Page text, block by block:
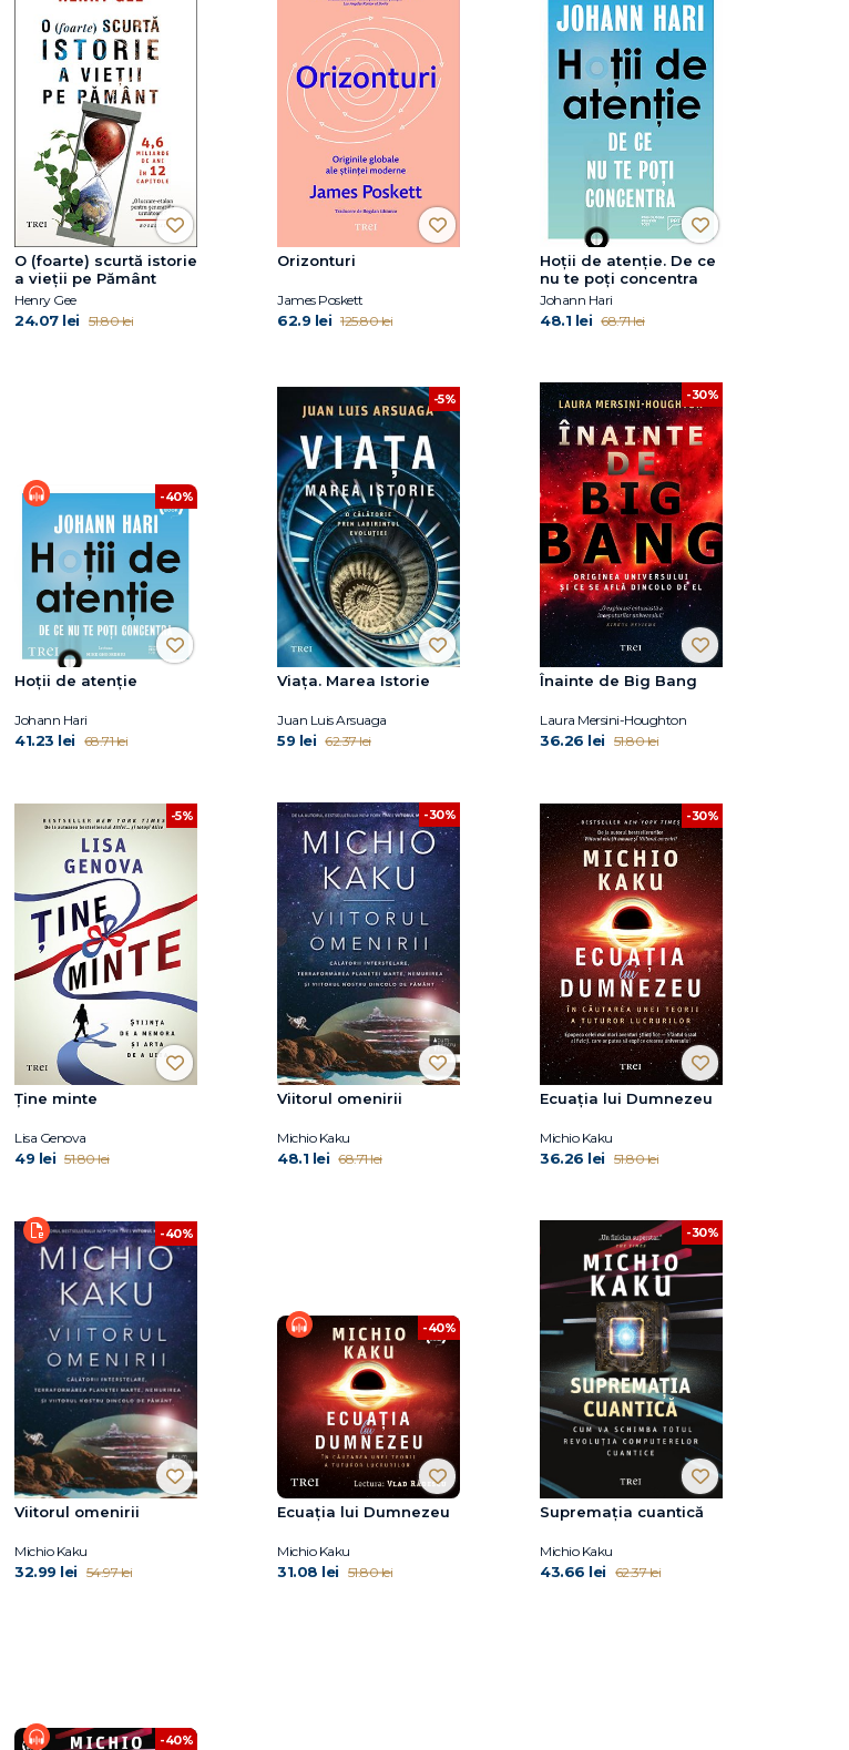
O (foarte) scurtă istorie
a vieții pe Pământ
Henry Gee
24.07 lei 51.80 lei
Orizonturi
James Poskett
62.9 lei 125.80 lei
Hoții de atenție. De ce
nu te poți concentra
Johann Hari
48.1 lei 68.71 lei
-40%
Hoții de atenție
Johann Hari
41.23 lei 68.71 lei
-5%
Viața. Marea Istorie
Juan Luis Arsuaga
59 lei 62.37 lei
-30%
Înainte de Big Bang
Laura Mersini-Houghton
36.26 lei 51.80 lei
-5%
Ține minte
Lisa Genova
49 lei 51.80 lei
-30%
Viitorul omenirii
Michio Kaku
48.1 lei 68.71 lei
-30%
Ecuația lui Dumnezeu
Michio Kaku
36.26 lei 51.80 lei
-40%
Viitorul omenirii
Michio Kaku
32.99 lei 54.97 lei
-40%
Ecuația lui Dumnezeu
Michio Kaku
31.08 lei 51.80 lei
-30%
Supremația cuantică
Michio Kaku
43.66 lei 62.37 lei
-40%